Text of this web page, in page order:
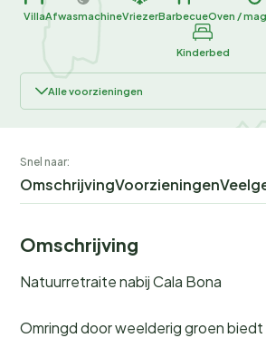
VillaAfwasmachineVriezerBarbecueOven /
Kinderbed
Alle voorzieningen
Snel naar:
OmschrijvingVoorzieningen
Omschrijving
Natuurretraite nabij Cala Bona
Omringd door weelderig groen